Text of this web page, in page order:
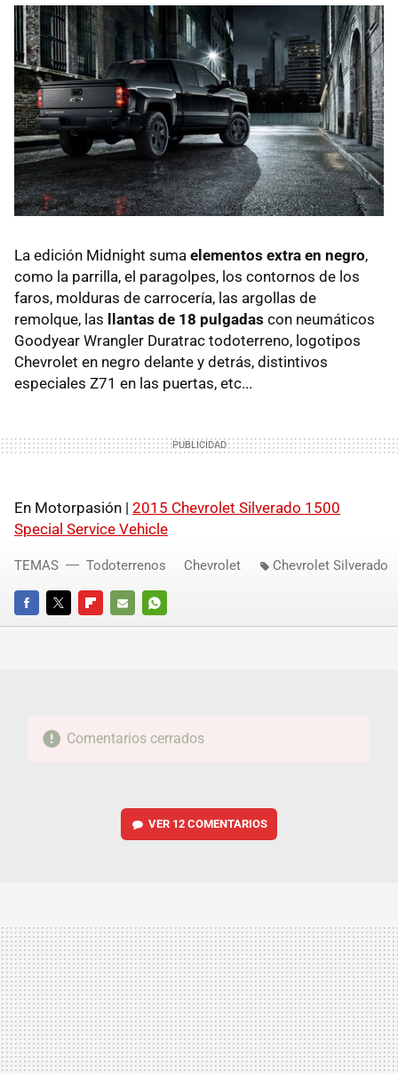
La edición Midnight suma elementos extra en negro,
como la parrilla, el paragolpes, los contornos de los
faros, molduras de carrocería, las argollas de
remolque, las
llantas de 18 pulgadas con neumáticos
Goodyear Wrangler Duratrac todoterreno, logotipos
Chevrolet en negro delante y detrás, distintivos
especiales Z71 en las puertas, etc...
En Motorpasión | 2015 Chevrolet Silverado 1500
Special Service Vehicle
FACEBOOKTWITTERFLIPBOARD
E-
WHATSAPP
TEMAS Todoterrenos Chevrolet Chevrolet Silverado
Comentarios cerrados
VER 12 COMENTARIOS